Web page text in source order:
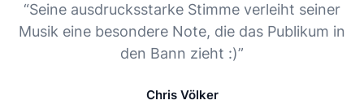
“Seine ausdrucksstarke Stimme verleiht seiner
Musik eine besondere Note, die das Publikum in
den Bann zieht :)”
Chris Völker